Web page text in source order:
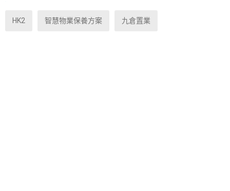
HK2 智慧物業保養方案 九倉置業